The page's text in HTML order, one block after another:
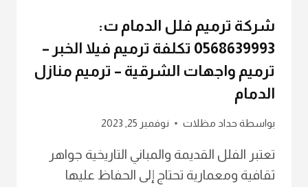
شركة ترميم فلل الدمام ت:
0568639993 تكلفة ترميم فيلا الخبر –
ترميم واجهات الشرقية – ترميم منازل
الدمام
بواسطة حداد مظلات نوفمبر 25, 2023
تعتبر الفلل القديمة والمباني التاريخية جواهر
ثقافية ومعمارية تحتاج إلى الحفاظ عليها